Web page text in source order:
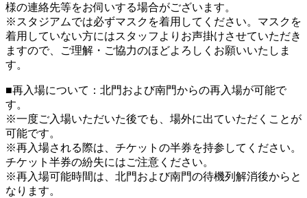
様の連絡先等をお伺いする場合がございます。
※スタジアムでは必ずマスクを着用してください。マスクを
着用していない方にはスタッフよりお声掛けさせていただき
ますので、ご理解・ご協力のほどよろしくお願いいたしま
す。
■再入場について：北門および南門からの再入場が可能で
す。
※一度ご入場いただいた後でも、場外に出ていただくことが
可能です。
※再入場される際は、チケットの半券を持参してください。
チケット半券の紛失にはご注意ください。
※再入場可能時間は、北門および南門の待機列解消後からと
なります。